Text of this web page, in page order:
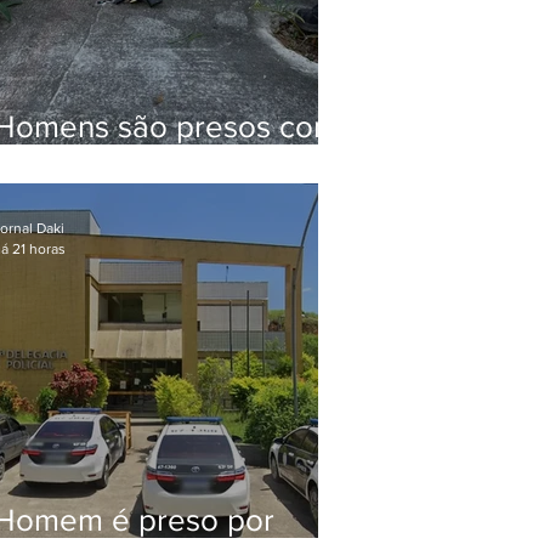
são presos com
Brejal
é preso por
Daki
21 horas